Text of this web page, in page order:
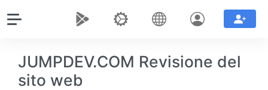
JUMPDEV.COM Revisione del
sito web